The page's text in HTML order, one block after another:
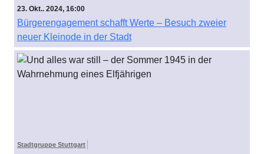
23. Okt.. 2024, 16:00
Bürgerengagement schafft Werte – Besuch zweier
neuer Kleinode in der Stadt
Stadtgruppe Stuttgart